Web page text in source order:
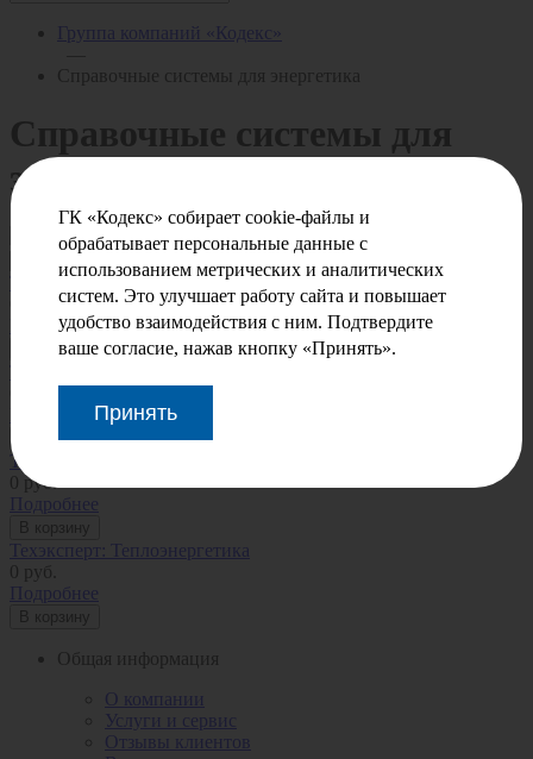
Группа компаний «Кодекс»
Справочные системы для энергетика
Справочные системы для
энергетика
Выберите свой регион
Техэксперт SMART: Железнодорожный комплекс
Подробнее
В корзину
Подробнее
В корзину
Техэксперт: Электроэнергетика
0 руб.
Подробнее
В корзину
Техэксперт: Теплоэнергетика
0 руб.
Подробнее
В корзину
Общая информация
О компании
Услуги и сервис
Отзывы клиентов
ГК «Кодекс» собирает cookie-файлы и
обрабатывает персональные данные с
использованием метрических и аналитических
систем. Это улучшает работу сайта и повышает
удобство взаимодействия с ним. Подтвердите
ваше согласие, нажав кнопку «Принять».
Принять